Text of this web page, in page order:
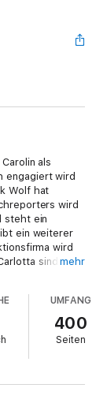
als
engagiert wird
Wolf hat
wird
steht ein
ein weiterer
wird
sind die
machen Sie
Krimi
Reihe.
nach
mehr
UMFANG
400
Seiten